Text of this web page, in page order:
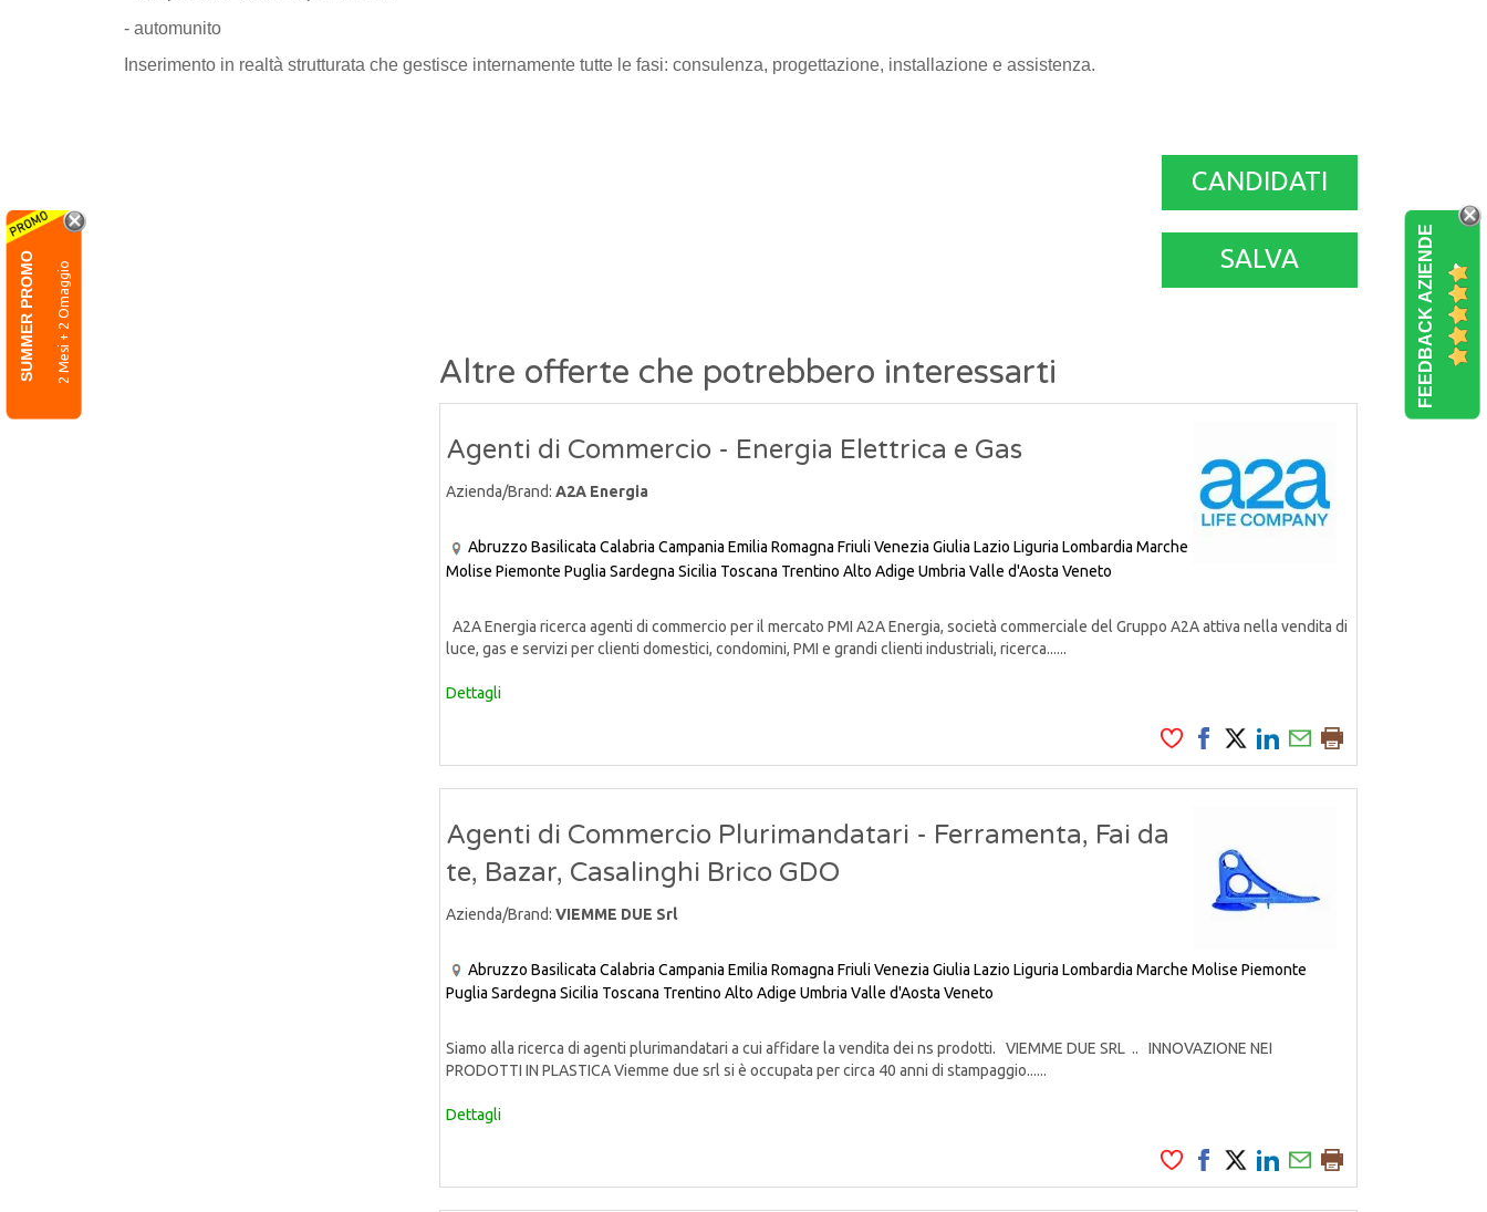
FEEDBACK AZIENDE
SUMMER PROMO 2 Mesi + 2 Omaggio
- automunito
Inserimento in realtà strutturata che gestisce internamente tutte le fasi: consulenza, progettazione, installazione e assistenza.
CANDIDATI
SALVA
Altre offerte che potrebbero interessarti
Agenti di Commercio - Energia Elettrica e Gas
Azienda/Brand: A2A Energia
Abruzzo Basilicata Calabria Campania Emilia Romagna Friuli Venezia Giulia Lazio Liguria Lombardia Marche
Molise Piemonte Puglia Sardegna Sicilia Toscana Trentino Alto Adige Umbria Valle d'Aosta Veneto
A2A Energia ricerca agenti di commercio per il mercato PMI A2A Energia, società commerciale del Gruppo A2A attiva nella vendita di
luce, gas e servizi per clienti domestici, condomini, PMI e grandi clienti industriali, ricerca......
Dettagli
Agenti di Commercio Plurimandatari - Ferramenta, Fai da
te, Bazar, Casalinghi Brico GDO
Azienda/Brand: VIEMME DUE Srl
Abruzzo Basilicata Calabria Campania Emilia Romagna Friuli Venezia Giulia Lazio Liguria Lombardia Marche Molise Piemonte
Puglia Sardegna Sicilia Toscana Trentino Alto Adige Umbria Valle d'Aosta Veneto
Siamo alla ricerca di agenti plurimandatari a cui affidare la vendita dei ns prodotti. VIEMME DUE SRL .. INNOVAZIONE NEI
PRODOTTI IN PLASTICA Viemme due srl si è occupata per circa 40 anni di stampaggio......
Dettagli